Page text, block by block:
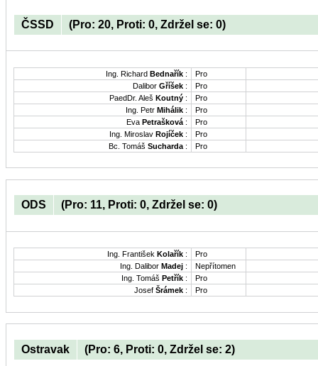
ČSSD (Pro: 20, Proti: 0, Zdržel se: 0)
Ing. Richard Bednařík :
Pro
Dalibor Gříšek :
Pro
PaedDr. Aleš Koutný :
Pro
Ing. Petr Mihálik :
Pro
Eva Petrašková :
Pro
Ing. Miroslav Rojíček :
Pro
Bc. Tomáš Sucharda : Pro
ODS (Pro: 11, Proti: 0, Zdržel se: 0)
Ing. František Kolařík :
Pro
Ing. Dalibor Madej :
Nepřítomen
Ing. Tomáš Petřík :
Pro
Josef Šrámek : Pro
Ostravak (Pro: 6, Proti: 0, Zdržel se: 2)